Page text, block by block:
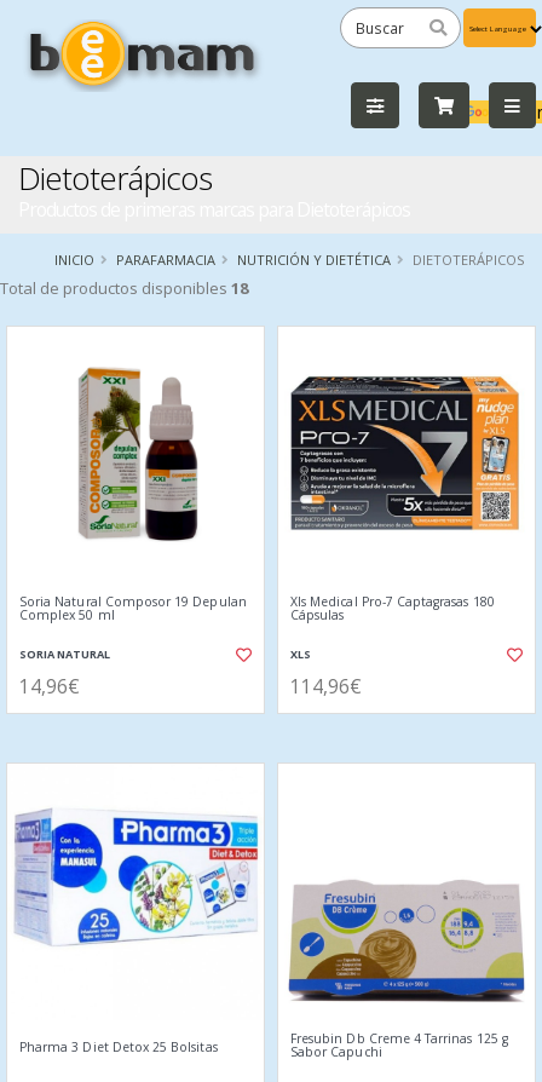
by
Dietoterápicos
INICIO PARAFARMACIA NUTRICIÓN Y DIETÉTICA DIETOTERÁPICOS
Total de productos disponibles 18
Soria Natural Composor 19 Depulan
Complex 50 ml
SORIA NATURAL
14,96€
Xls Medical Pro-7 Captagrasas 180
Cápsulas
XLS
114,96€
Pharma 3 Diet Detox 25 Bolsitas Fresubin Db Creme 4 Tarrinas 125 g
Sabor Capuchi